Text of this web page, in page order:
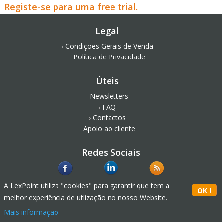
Registe-se para uma free trial.
Legal
Condições Gerais de Venda
Política de Privacidade
Úteis
Newsletters
FAQ
Contactos
Apoio ao cliente
Redes Sociais
A LexPoint utiliza "cookies" para garantir que tem a
melhor experiência de utlização no nosso Website.
Mais informação